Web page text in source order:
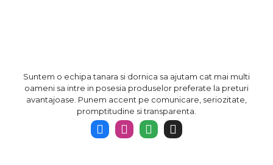
Suntem o echipa tanara si dornica sa ajutam cat mai multi
oameni sa intre in posesia produselor preferate la preturi
avantajoase. Punem accent pe comunicare, seriozitate,
promptitudine si transparenta.